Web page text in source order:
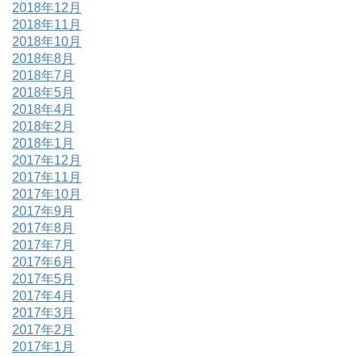
2018年12月
2018年11月
2018年10月
2018年8月
2018年7月
2018年5月
2018年4月
2018年2月
2018年1月
2017年12月
2017年11月
2017年10月
2017年9月
2017年8月
2017年7月
2017年6月
2017年5月
2017年4月
2017年3月
2017年2月
2017年1月